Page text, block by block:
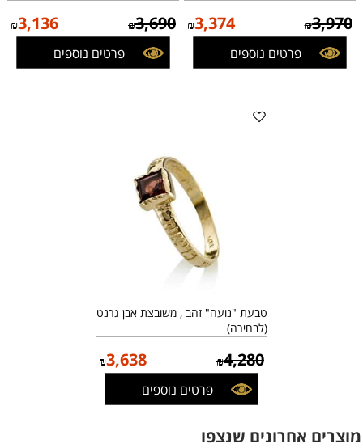
₪3,970
₪3,374
פרטים נוספים
₪3,690
₪3,136
פרטים נוספים
טבעת "נועה" זהב , משובצת אבן גרנט
(לבחירה)
₪4,280
₪3,638
פרטים נוספים
מוצרים אחרונים שנצפו